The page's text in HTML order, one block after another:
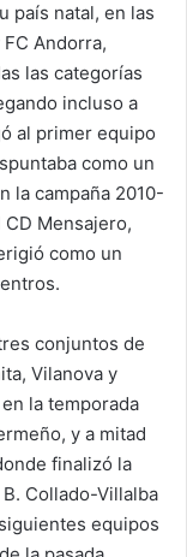
país natal, en las
Andorra,
las categorías
incluso a
al primer equipo
como un
la campaña 2010-
Mensajero,
como un
conjuntos de
Vilanova y
la temporada
y a mitad
finalizó la
Collado-Villalba
equipos